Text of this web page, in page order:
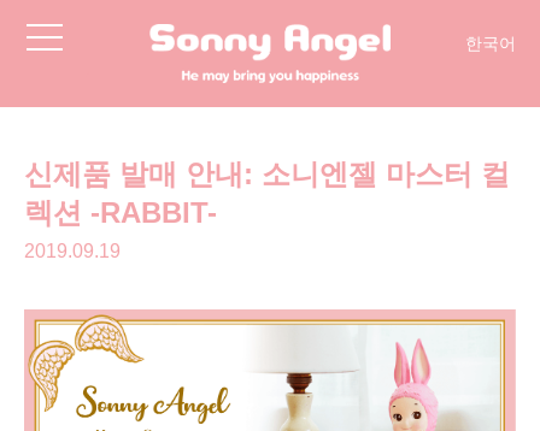
toggle
navigation
한국어
신제품 발매 안내: 소니엔젤 마스터 컬
렉션 -RABBIT-
2019.09.19